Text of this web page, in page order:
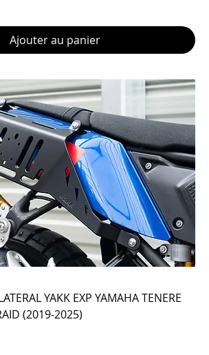
Ajouter au panier
YAKK EXP YAMAHA TENERE
(2019-2025)